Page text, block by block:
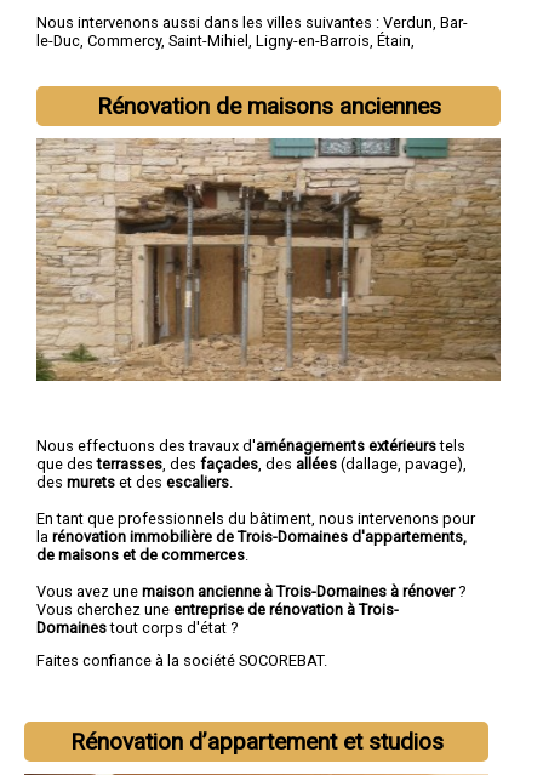
Nous intervenons aussi dans les villes suivantes : Verdun, Bar-
le-Duc, Commercy, Saint-Mihiel , Ligny-en-Barrois, Étain,
Rénovation de maisons anciennes
Nous effectuons des travaux d'aménagements extérieurstels
que desterrasses , des façades , des allées (dallage, pavage),
des murets et des escaliers
En tant que professionnels du bâtiment, nous intervenons pour
la rénovation immobilière de Trois-Domaines d'appartements,
de maisons et de commerces
Vous avez une maison ancienne à Trois-Domaines à rénover?
Vous cherchez une entreprise de rénovation à Trois-
Domainestout corps d'état ?
Faites confiance à la société SOCOREBAT.
Rénovation d’appartement et studios